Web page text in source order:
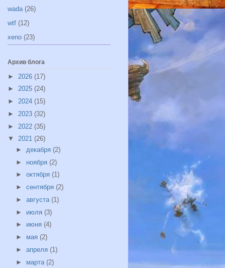
wada (26)
wtf (12)
xeno (23)
Архив блога
► 2026 (17)
► 2025 (24)
► 2024 (15)
► 2023 (32)
► 2022 (35)
▼ 2021 (26)
► декабря (2)
► ноября (2)
► октября (1)
► сентября (2)
► августа (1)
► июля (3)
► июня (4)
► мая (2)
► апреля (1)
► марта (2)